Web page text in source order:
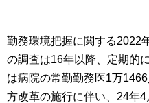
勤務環境把握に関する2022
の調査は16年以降、定期的
は病院の常勤勤務医1万
方改革の施行に伴い、24年